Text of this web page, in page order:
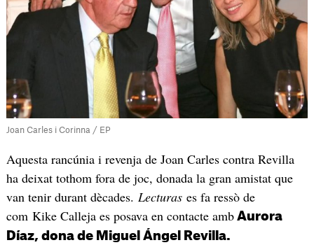
Joan Carles i Corinna / EP
Aquesta rancúnia i revenja de Joan Carles contra Revilla
ha deixat tothom fora de joc, donada la gran amistat que
van tenir durant dècades. Lecturases fa ressò de
com Kike Calleja es posava en contacte ambAurora
Díaz, dona de Miguel Ángel Revilla.